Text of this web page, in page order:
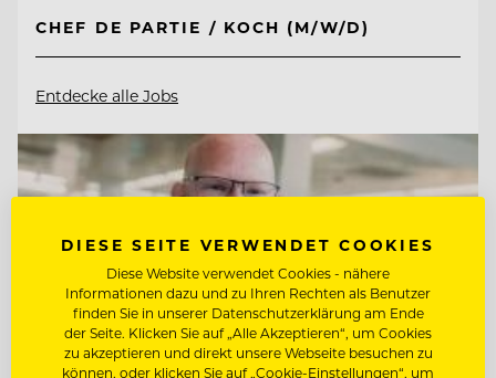
CHEF DE PARTIE / KOCH (M/W/D)
Entdecke alle Jobs
DIESE SEITE VERWENDET COOKIES
Diese Website verwendet Cookies - nähere
Informationen dazu und zu Ihren Rechten als Benutzer
finden Sie in unserer Datenschutzerklärung am Ende
der Seite. Klicken Sie auf „Alle Akzeptieren“, um Cookies
zu akzeptieren und direkt unsere Webseite besuchen zu
können, oder klicken Sie auf „Cookie-Einstellungen“, um